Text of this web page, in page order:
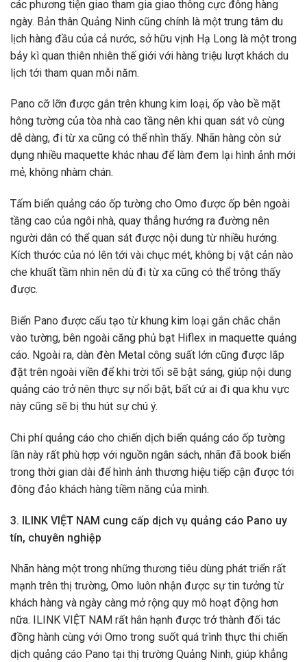
các phương tiện giao tham gia giao thông cực đông hàng
ngày. Bản thân Quảng Ninh cũng chính là một trung tâm du
lịch hàng đầu của cả nước, sở hữu vịnh Hạ Long là một trong
bảy kì quan thiên nhiên thế giới với hàng triệu lượt khách du
lịch tới tham quan mỗi năm.
Pano cỡ lỡn được gắn trên khung kim loại, ốp vào bề mặt
hông tường của tòa nhà cao tầng nên khi quan sát vô cùng
dễ dàng, đi từ xa cũng có thể nhìn thấy. Nhãn hàng còn sử
dụng nhiều maquette khác nhau để làm đem lại hình ảnh mới
mẻ, không nhàm chán.
Tấm biển quảng cáo ốp tường cho Omo được ốp bên ngoài
tầng cao của ngôi nhà, quay thẳng hướng ra đường nên
người dân có thể quan sát được nội dung từ nhiều hướng.
Kích thước của nó lên tới vài chục mét, không bị vật cản nào
che khuất tầm nhìn nên dù đi từ xa cũng có thể trông thấy
được.
Biển Pano được cấu tạo từ khung kim loại gắn chắc chắn
vào tường, bên ngoài căng phủ bạt Hiflex in maquette quảng
cáo. Ngoài ra, dàn đèn Metal công suất lớn cũng được lắp
đặt trên ngoài viền để khi trời tối sẽ bật sáng, giúp nội dung
quảng cáo trở nên thực sự nổi bật, bất cứ ai đi qua khu vực
này cũng sẽ bị thu hút sự chú ý.
Chi phí quảng cáo cho chiến dịch biển quảng cáo ốp tường
lần này rất phù hợp với nguồn ngân sách, nhãn đã book biển
trong thời gian dài để hình ảnh thương hiệu tiếp cận được tới
đông đảo khách hàng tiềm năng của mình.
3. ILINK VIỆT NAM cung cấp dịch vụ quảng cáo Pano uy
tín, chuyên nghiệp
Nhãn hàng một trong những thương tiêu dùng phát triển rất
mạnh trên thị trường, Omo luôn nhận được sự tin tưởng từ
khách hàng và ngày càng mở rộng quy mô hoạt động hơn
nữa. ILINK VIỆT NAM rất hân hạnh được trở thành đối tác
đồng hành cùng với Omo trong suốt quá trình thực thi chiến
dịch quảng cáo Pano tại thị trường Quảng Ninh, giúp khẳng